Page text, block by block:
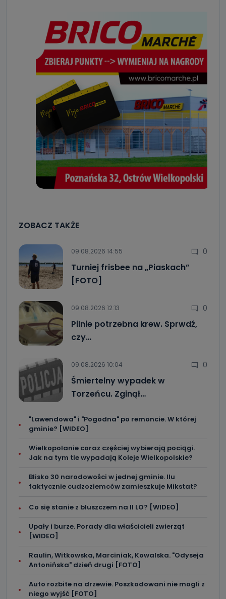
ZOBACZ TAKŻE
09.08.2026 14:55 0
Turniej frisbee na „Piaskach”
[FOTO]
09.08.2026 12:13 0
Pilnie potrzebna krew. Sprwdź,
czy…
09.08.2026 10:04 0
Śmiertelny wypadek w
Torzeńcu. Zginął…
"Lawendowa" i "Pogodna" po remoncie. W której
gminie? [WIDEO]
Wielkopolanie coraz częściej wybierają pociągi.
Jak na tym tle wypadają Koleje Wielkopolskie?
Blisko 30 narodowości w jednej gminie. Ilu
faktycznie cudzoziemców zamieszkuje Mikstat?
Co się stanie z bluszczem na II LO? [WIDEO]
Upały i burze. Porady dla właścicieli zwierząt
[WIDEO]
Raulin, Witkowska, Marciniak, Kowalska. "Odyseja
Antonińska" dzień drugi [FOTO]
Auto rozbite na drzewie. Poszkodowani nie mogli z
niego wyjść [FOTO]